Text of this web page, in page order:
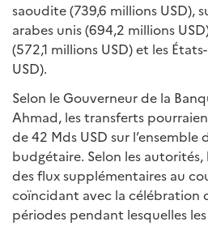
saoudite (739,6 millions USD),
arabes unis (694,2 millions
(572,1 millions USD) et les
USD).
Selon le Gouverneur de la
Ahmad, les transferts
de 42 Mds USD sur l’ensemble
budgétaire. Selon les
des flux supplémentaires au
coïncidant avec la célébration
périodes pendant lesquelles